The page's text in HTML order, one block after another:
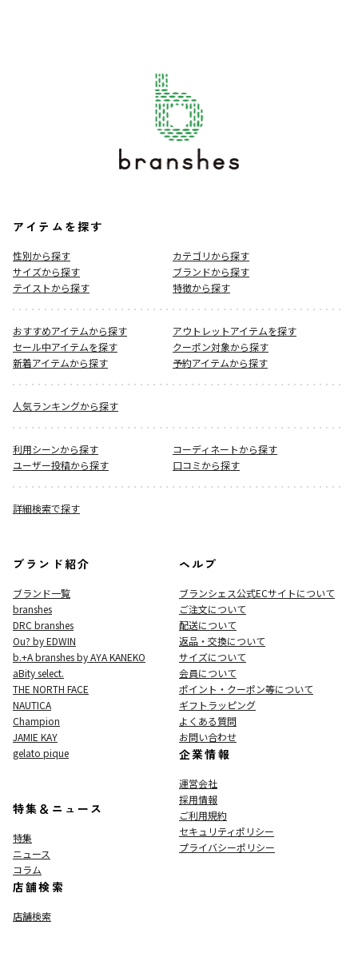
アイテムを探す
性別から探す
カテゴリから探す
サイズから探す
ブランドから探す
テイストから探す
特徴から探す
おすすめアイテムから探す
アウトレットアイテムを探す
セール中アイテムを探す
クーポン対象から探す
新着アイテムから探す
予約アイテムから探す
人気ランキングから探す
利用シーンから探す
コーディネートから探す
ユーザー投稿から探す
口コミから探す
詳細検索で探す
ブランド紹介
ブランド一覧
branshes
DRC branshes
Ou? by EDWIN
b.+A branshes by AYA KANEKO
aBity select.
THE NORTH FACE
NAUTICA
Champion
JAMIE KAY
gelato pique
特集＆ニュース
特集
ニュース
コラム
店舗検索
店舗検索
ヘルプ
ブランシェス公式ECサイトについて
ご注文について
配送について
返品・交換について
サイズについて
会員について
ポイント・クーポン等について
ギフトラッピング
よくある質問
お問い合わせ
企業情報
運営会社
採用情報
ご利用規約
セキュリティポリシー
プライバシーポリシー